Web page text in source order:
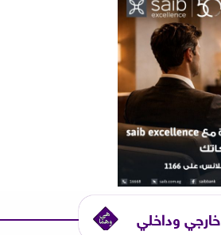
خارجي وداخلي